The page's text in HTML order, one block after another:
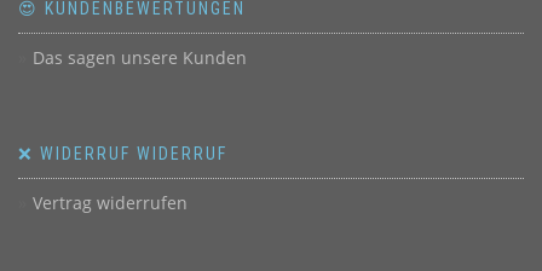
😍 KUNDENBEWERTUNGEN
Das sagen unsere Kunden
❌ WIDERRUF WIDERRUF
Vertrag widerrufen